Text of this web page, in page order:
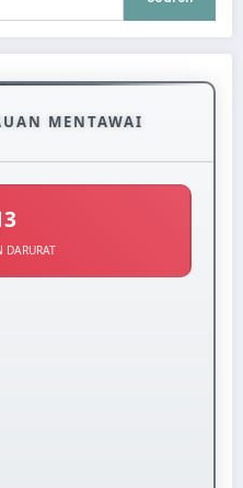
MENTAWAI
DARURAT